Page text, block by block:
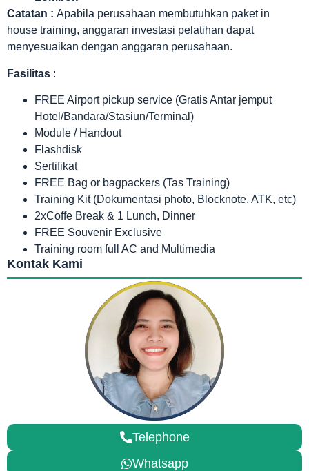
Catatan : Apabila perusahaan membutuhkan paket in
house training, anggaran investasi pelatihan dapat
menyesuaikan dengan anggaran perusahaan.
Fasilitas :
FREE Airport pickup service (Gratis Antar jemput
Hotel/Bandara/Stasiun/Terminal)
Module / Handout
Flashdisk
Sertifikat
FREE Bag or bagpackers (Tas Training)
Training Kit (Dokumentasi photo, Blocknote, ATK, etc)
2xCoffe Break & 1 Lunch, Dinner
FREE Souvenir Exclusive
Training room full AC and Multimedia
Kontak Kami
Telephone
Whatsapp